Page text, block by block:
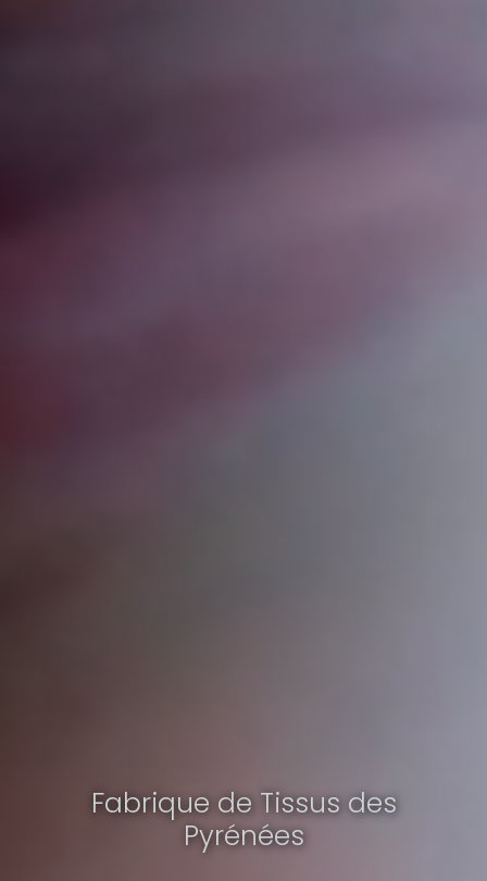
Fabrique de Tissus des
Pyrénées